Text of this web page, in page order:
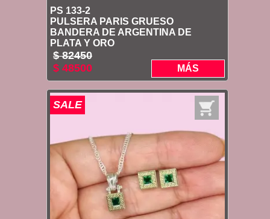
PS 133-2
PULSERA PARIS GRUESO
BANDERA DE ARGENTINA DE
PLATA Y ORO
$ 82450
$ 48500
MÁS
SALE